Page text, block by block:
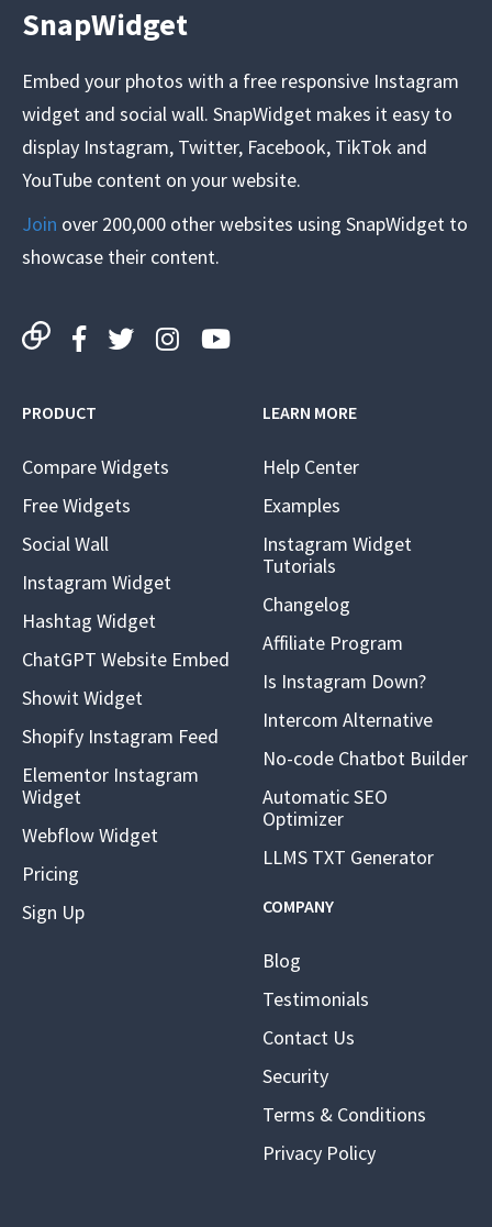
SnapWidget
Embed your photos with a free responsive Instagram
widget and social wall. SnapWidget makes it easy to
display Instagram, Twitter, Facebook, TikTok and
YouTube content on your website.
Join over 200,000 other websites using SnapWidget to
showcase their content.
PRODUCT
Compare Widgets
Free Widgets
Social Wall
Instagram Widget
Hashtag Widget
ChatGPT Website Embed
Showit Widget
Shopify Instagram Feed
Elementor Instagram
Widget
Webflow Widget
Pricing
Sign Up
LEARN MORE
Help Center
Examples
Instagram Widget
Tutorials
Changelog
Affiliate Program
Is Instagram Down?
Intercom Alternative
No-code Chatbot Builder
Automatic SEO
Optimizer
LLMS TXT Generator
COMPANY
Blog
Testimonials
Contact Us
Security
Terms & Conditions
Privacy Policy